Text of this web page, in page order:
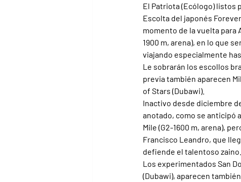
El Patriota (Ecólogo) listos
Escolta del japonés
momento de la vuelta para
1900 m, arena), en lo que
viajando especialmente
Le sobrarán los escollos
previa también aparecen
of Stars (Dubawi).
Inactivo desde diciembre
anotado, como se anticipó
Mile (G2-1600 m, arena),
Francisco Leandro, que
defiende el talentoso zaino.
Los experimentados San
(Dubawi), aparecen